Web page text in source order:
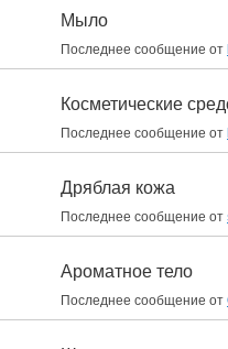
Мыло
Последнее сообщение от
Косметические
Последнее сообщение от
Дряблая кожа
Последнее сообщение от
Ароматное тело
Последнее сообщение от